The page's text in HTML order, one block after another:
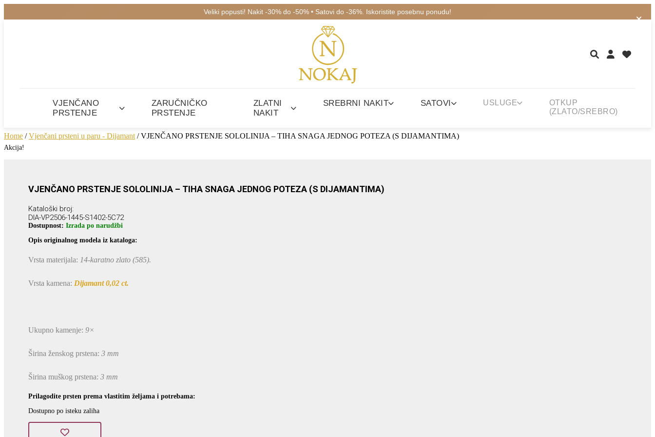
Veliki popusti! Nakit -30% do -50% • Satovi do -36%. Iskoristite posebnu ponudu!
VJENČANO
PRSTENJE
ZARUČNIČKO
PRSTENJE
ZLATNI
NAKIT
SREBRNI NAKIT SATOVI USLUGE
OTKUP
(ZLATO/SREBRO)
Home /Vjenčani prsteni u paru - Dijamant / VJENČANO PRSTENJE SOLOLINIJA – TIHA SNAGA JEDNOG POTEZA (S DIJAMANTIMA)
Akcija!
VJENČANO PRSTENJE SOLOLINIJA – TIHA SNAGA JEDNOG POTEZA (S DIJAMANTIMA)
Kataloški broj:
DIA-VP2506-1445-S1402-5C72
Dostupnost: Izrada po narudžbi
Opis originalnog modela iz kataloga:
Vrsta materijala: 14-karatno zlato (585).
Vrsta kamena: Dijamant 0,02 ct.
Ukupno kamenje: 9×
Širina ženskog prstena: 3 mm
Širina muškog prstena: 3 mm
Prilagodite prsten prema vlastitim željama i potrebama:
Dostupno po isteku zaliha